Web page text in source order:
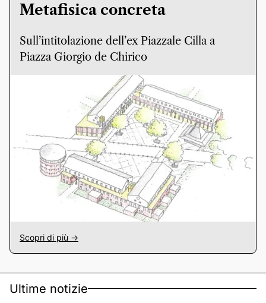
Metafisica concreta
Sull’intitolazione dell’ex Piazzale Cilla a
Piazza Giorgio de Chirico
Scopri di più ->
Ultime notizie